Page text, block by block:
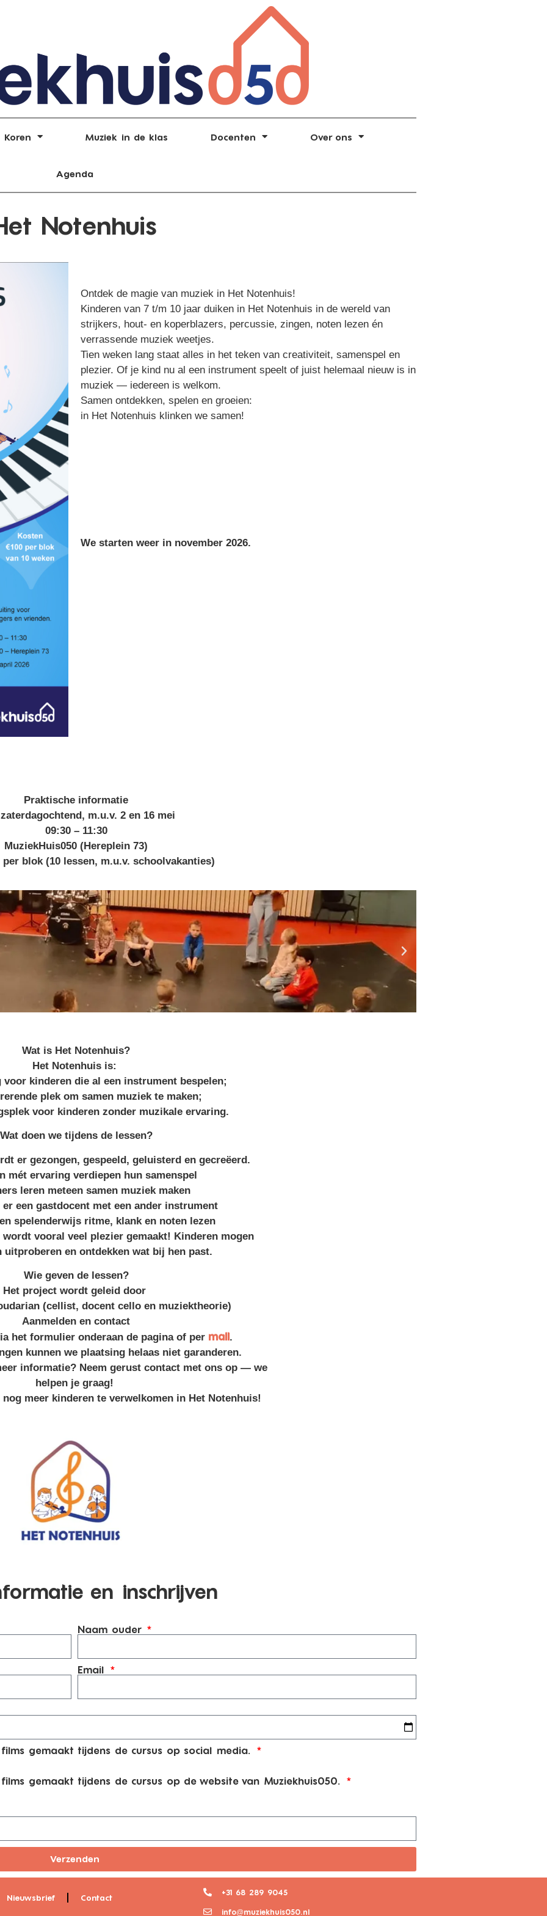
Koren Muziek in de klas Docenten Over ons
Agenda
Notenhuis
Ontdek de magie van muziek in Het Notenhuis!
Kinderen van 7 t/m 10 jaar duiken in Het Notenhuis in de wereld van
strijkers, hout- en koperblazers, percussie, zingen, noten lezen én
verrassende muziek weetjes.
Tien weken lang staat alles in het teken van creativiteit, samenspel en
plezier. Of je kind nu al een instrument speelt of juist helemaal nieuw is in
muziek — iedereen is welkom.
Samen ontdekken, spelen en groeien:
in Het Notenhuis klinken we samen!
We starten weer in november 2026.
Praktische informatie
m.u.v. 2 en 16 mei
09:30 – 11:30
MuziekHuis050 (Hereplein 73)
blok (10 lessen, m.u.v. schoolvakanties)
Wat is Het Notenhuis?
Het Notenhuis is:
voor kinderen die al een instrument bespelen;
plek om samen muziek te maken;
voor kinderen zonder muzikale ervaring.
doen we tijdens de lessen?
er gezongen, gespeeld, geluisterd en gecreëerd.
mét ervaring verdiepen hun samenspel
leren meteen samen muziek maken
er een gastdocent met een ander instrument
spelenderwijs ritme, klank en noten lezen
vooral veel plezier gemaakt! Kinderen mogen
uitproberen en ontdekken wat bij hen past.
Wie geven de lessen?
Het project wordt geleid door
(cellist, docent cello en muziektheorie)
Aanmelden en contact
het formulier onderaan de pagina of per mail.
kunnen we plaatsing helaas niet garanderen.
informatie? Neem gerust contact met ons op — we
helpen je graag!
meer kinderen te verwelkomen in Het Notenhuis!
en inschrijven
Naam ouder
Email
gemaakt tijdens de cursus op social media.
gemaakt tijdens de cursus op de website van Muziekhuis050.
Verzenden
Nieuwsbrief Contact
+31 68 289 9045
info@muziekhuis050.nl